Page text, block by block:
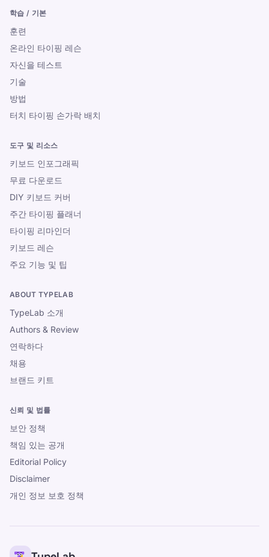
학습 / 기본
훈련
온라인 타이핑 레슨
자신을 테스트
기술
방법
터치 타이핑 손가락 배치
도구 및 리소스
키보드 인포그래픽
무료 다운로드
DIY 키보드 커버
주간 타이핑 플래너
타이핑 리마인더
키보드 레슨
주요 기능 및 팁
ABOUT TYPELAB
TypeLab 소개
Authors & Review
연락하다
채용
브랜드 키트
신뢰 및 법률
보안 정책
책임 있는 공개
Editorial Policy
Disclaimer
개인 정보 보호 정책